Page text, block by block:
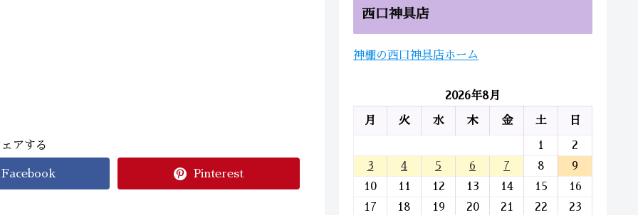
アする
Facebook Pinterest
西口神具店
神棚の西口神具店ホーム
2026年8月
月 火 水 木 金 土 日
1
2
3
4 5 6 7 8
9
10
11 12 13 14 15
16
17
18 19 20 21 22
23